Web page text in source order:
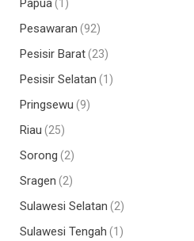
Papua(1)
Pesawaran (92)
Pesisir Barat(23)
Pesisir Selatan (1)
Pringsewu (9)
Riau (25)
Sorong (2)
Sragen (2)
Sulawesi Selatan (2)
Sulawesi Tengah (1)